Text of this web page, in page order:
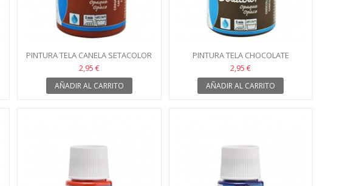
PINTURA TELA CANELA SETACOLOR
93
2,95 €
AÑADIR AL CARRITO
PINTURA TELA CHOCOLATE
SETACOLOR 88
2,95 €
AÑADIR AL CARRITO